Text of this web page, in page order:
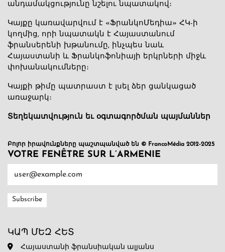
անդամակցությունը նշելու նպատակով։
Կայքը կառավարվում է «ՖրանկոՄեդիա» ՀԿ-ի
կողմից, որի նպատակն է Հայաստանում
ֆրանսերենի խթանումը, ինչպես նաև
Հայաստանի և Ֆրանկոֆոնիայի երկրների միջև
փոխանակումները։
Կայքի թիմը պատրաստ է լսել ձեր ցանկացած
առաջարկ։
Տեղեկատվություն եւ օգտագործման պայմաններ
Բոլոր իրավունքները պաշտպանված են © FrancoMédia 2012-2025
VOTRE FENÊTRE SUR L’ARMENIE
ԿԱՊ ՄԵԶ ՀԵՏ
Հայաստանի ֆրանսիական ալյանս